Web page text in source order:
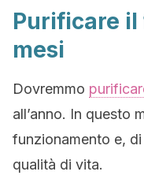
Purificare
mesi
Dovremmo
all’anno. In questo
funzionamento e,
qualità di vita.